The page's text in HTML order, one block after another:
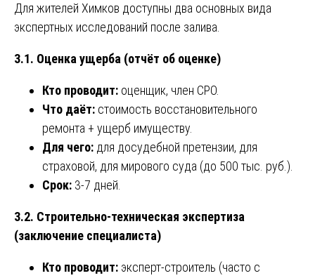
Для жителей Химков доступны два основных вида
экспертных исследований после залива.
3.1. Оценка ущерба (отчёт об оценке)
Кто проводит: оценщик, член СРО.
Что даёт: стоимость восстановительного
ремонта + ущерб имуществу.
Для чего: для досудебной претензии, для
страховой, для мирового суда (до 500 тыс. руб.).
Срок: 3-7 дней.
3.2. Строительно-техническая экспертиза
(заключение специалиста)
Кто проводит: эксперт-строитель (часто с